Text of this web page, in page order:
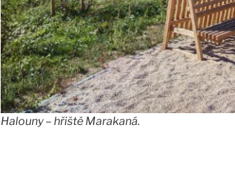
Halouny – hřiště Marakaná.